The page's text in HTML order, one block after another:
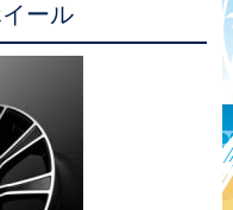
ール